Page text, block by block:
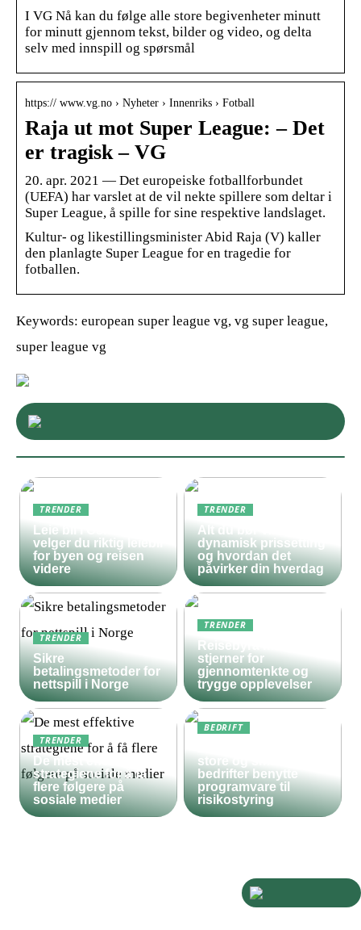
I VG Nå kan du følge alle store begivenheter minutt
for minutt gjennom tekst, bilder og video, og delta
selv med innspill og spørsmål
https:// www.vg.no › Nyheter › Innenriks › Fotball
Raja ut mot Super League: – Det
er tragisk – VG
20. apr. 2021 — Det europeiske fotballforbundet
(UEFA) har varslet at de vil nekte spillere som deltar i
Super League, å spille for sine respektive landslaget.
Kultur- og likestillingsminister Abid Raja (V) kaller
den planlagte Super League for en tragedie for
fotballen.
Keywords: european super league vg, vg super league,
super league vg
TRENDER
Leie bil i Oslo – slik
velger du riktig leiebil
for byen og reisen
videre
TRENDER
Alt du bør vite om
dynamisk prissetting
og hvordan det
påvirker din hverdag
TRENDER
Sikre
betalingsmetoder for
nettspill i Norge
TRENDER
Reisebyrå med 5
stjerner for
gjennomtenkte og
trygge opplevelser
TRENDER
De mest effektive
strategiene for å få
flere følgere på
sosiale medier
BEDRIFT
store og små
bedrifter benytte
programvare til
risikostyring